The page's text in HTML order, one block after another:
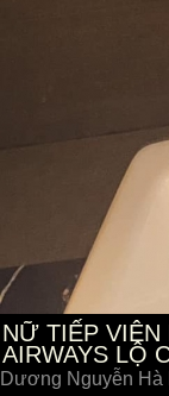
NỮ TIẾP VIÊN
AIRWAYS LỘ
Dương Nguyễn Hà